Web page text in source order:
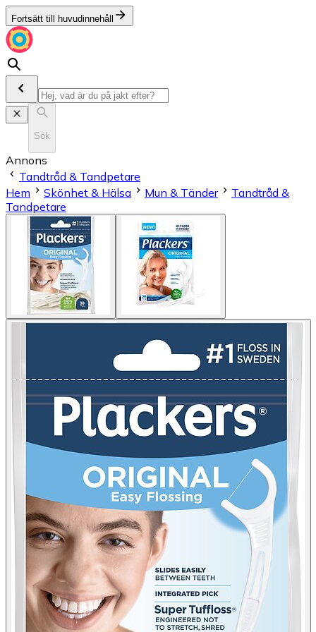
Fortsätt till huvudinnehåll
Sök
Annons
Tandtråd & Tandpetare
Hem
Skönhet & Hälsa Mun & Tänder
Tandtråd &
Tandpetare